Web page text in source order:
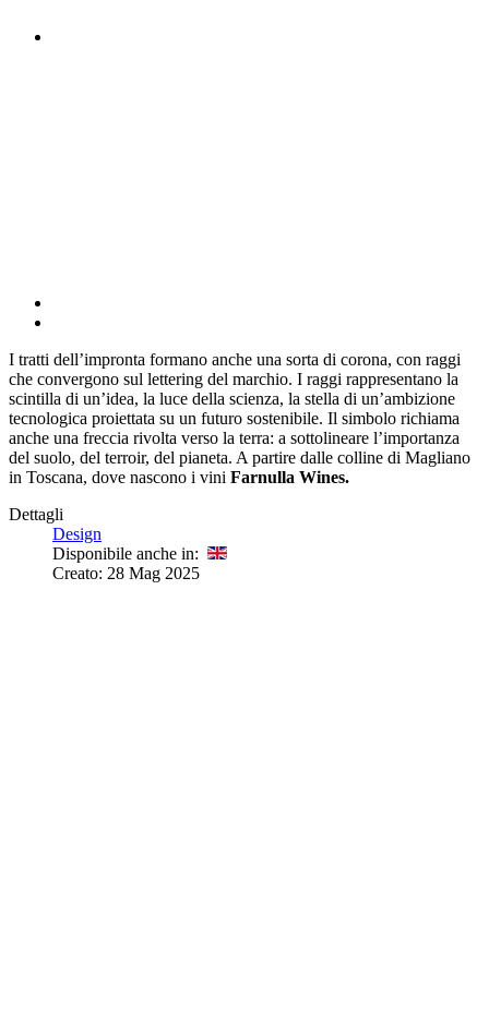
I tratti dell’impronta formano anche una sorta di corona, con raggi
che convergono sul lettering del marchio. I raggi rappresentano la
scintilla di un’idea, la luce della scienza, la stella di un’ambizione
tecnologica proiettata su un futuro sostenibile. Il simbolo richiama
anche una freccia rivolta verso la terra: a sottolineare l’importanza
del suolo, del terroir, del pianeta. A partire dalle colline di Magliano
in Toscana, dove nascono i vini Farnulla Wines.
Dettagli
Design
Disponibile anche in:
Creato: 28 Mag 2025